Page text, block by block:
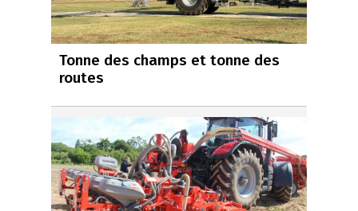
Tonne des champs et tonne des
routes